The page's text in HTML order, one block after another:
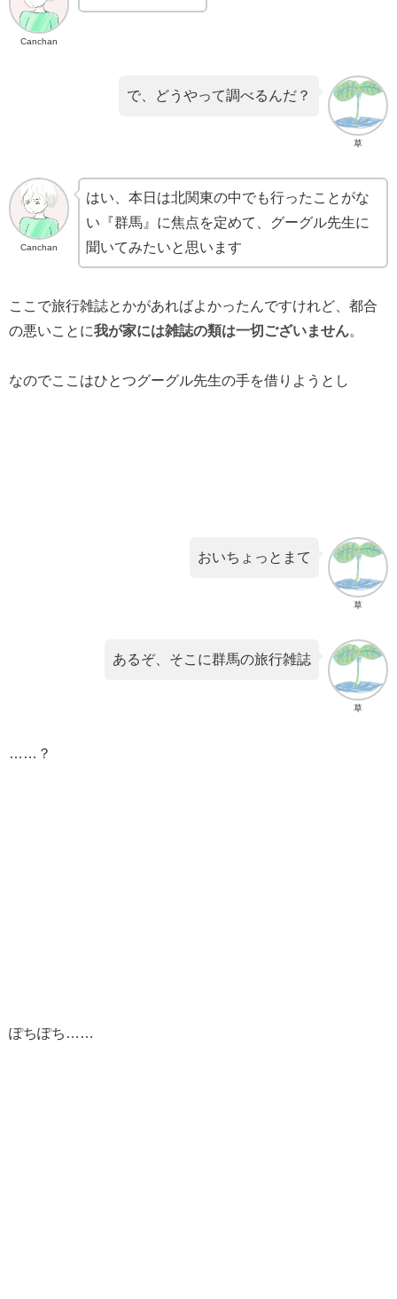
Canchan
草
で、どうやって調べるんだ？
Canchan
はい、本日は北関東の中でも行ったことがな
い『群馬』に焦点を定めて、グーグル先生に
聞いてみたいと思います
ここで旅行雑誌とかがあればよかったんですけれど、都合
の悪いことに我が家には雑誌の類は一切ございません。
なのでここはひとつグーグル先生の手を借りようとし
草
おいちょっとまて
草
あるぞ、そこに群馬の旅行雑誌
……？
ぽちぽち……